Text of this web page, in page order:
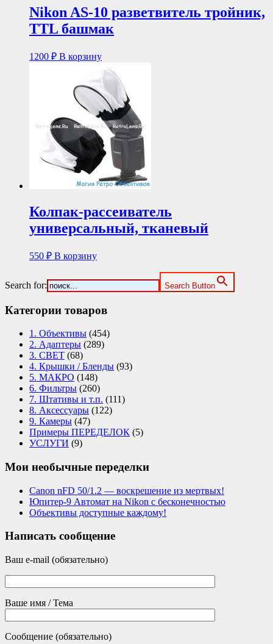
Nikon AS-10 разветвитель тройник,
TTL башмак
1200 ₽ В корзину
Колпак-рассеиватель
универсальный, тканевый
550 ₽ В корзину
Search for: Search Button
Категории товаров
1. Объективы (454)
2. Адаптеры (289)
3. СВЕТ (68)
4. Крышки / Бленды (93)
5. МАКРО (148)
6. Фильтры (260)
7. Штативы и т.п. (111)
8. Аксессуары (122)
9. Камеры (47)
Примеры ПЕРЕДЕЛОК (5)
УСЛУГИ (9)
Мои необычные переделки
Canon nFD 50/1.2 — воскрешение из мертвых!
Юпитер-9 Автомат на Nikon с бесконечностью
Объективы доступные каждому!
Написать сообщение
Ваш e-mail (обязательно)
Ваше имя / Тема
Сообщение (обязательно)